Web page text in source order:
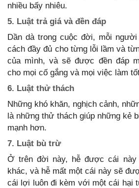
nhiều bấy nhiêu.
5. Luật trả giá và đền đáp
Dần dà trong cuộc đời, mỗi
cách đầy đủ cho từng lỗi lầm và
của mình, và sẽ được đền đáp
cho mọi cố gắng và mọi việc làm
6. Luật thử thách
Những khó khăn, nghịch cảnh,
là những thử thách giúp những kẻ
mạnh hơn.
7. Luật bù trừ
Ở trên đời này, hễ được cái
khác, và hễ mất một cái này sẽ
cái lợi luôn đi kèm với một cái hại